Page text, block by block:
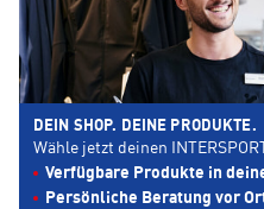
DEIN SHOP. DEINE PRODUKTE.
Wähle jetzt deinen
Verfügbare Produkte in
Persönliche Beratung vor